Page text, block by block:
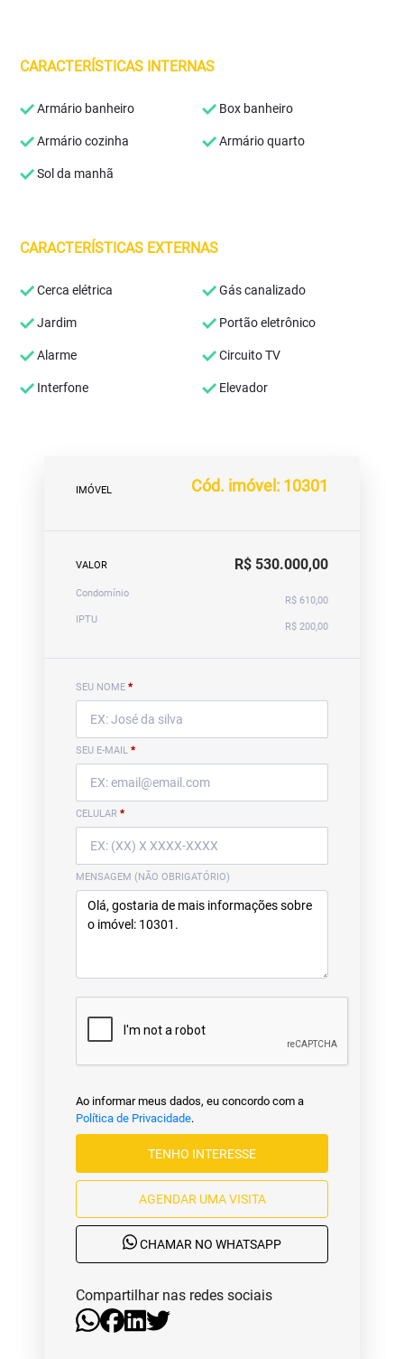
CARACTERÍSTICAS INTERNAS
Armário banheiro Box banheiro
Armário cozinha Armário quarto
Sol da manhã
CARACTERÍSTICAS EXTERNAS
Cerca elétrica Gás canalizado
Jardim Portão eletrônico
Alarme Circuito TV
Interfone Elevador
IMÓVEL Cód. imóvel: 10301
VALOR R$ 530.000,00
Condomínio
R$ 610,00
IPTU
R$ 200,00
SEU NOME *
SEU E-MAIL *
CELULAR *
MENSAGEM (NÃO OBRIGATÓRIO)
Ao informar meus dados, eu concordo com a
Política de Privacidade.
TENHO INTERESSE
AGENDAR UMA VISITA
CHAMAR NO WHATSAPP
Compartilhar nas redes sociais